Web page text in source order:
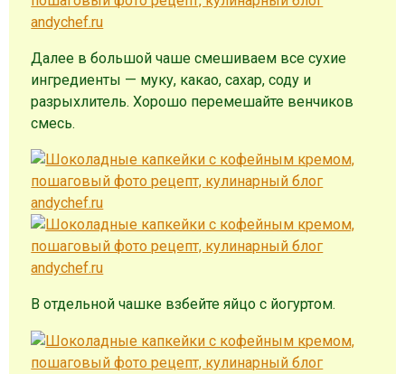
Далее в большой чаше смешиваем все сухие
ингредиенты — муку, какао, сахар, соду и
разрыхлитель. Хорошо перемешайте венчиков
смесь.
В отдельной чашке взбейте яйцо с йогуртом.